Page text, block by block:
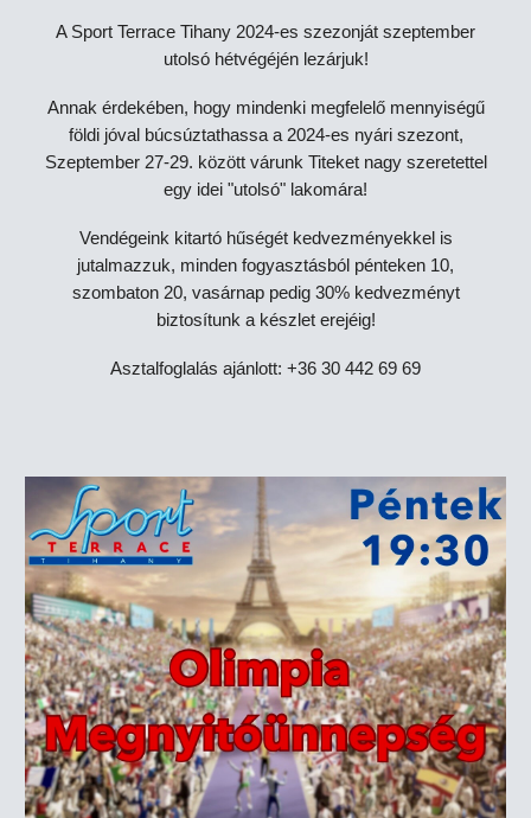
A Sport Terrace Tihany 2024-es szezonját szeptember
utolsó hétvégéjén lezárjuk!
Annak érdekében, hogy mindenki megfelelő mennyiségű
földi jóval búcsúztathassa a 2024-es nyári szezont,
Szeptember 27-29. között várunk Titeket nagy szeretettel
egy idei "utolsó" lakomára!
Vendégeink kitartó hűségét kedvezményekkel is
jutalmazzuk, minden fogyasztásból pénteken 10,
szombaton 20, vasárnap pedig 30% kedvezményt
biztosítunk a készlet erejéig!
Asztalfoglalás ajánlott: +36 30 442 69 69